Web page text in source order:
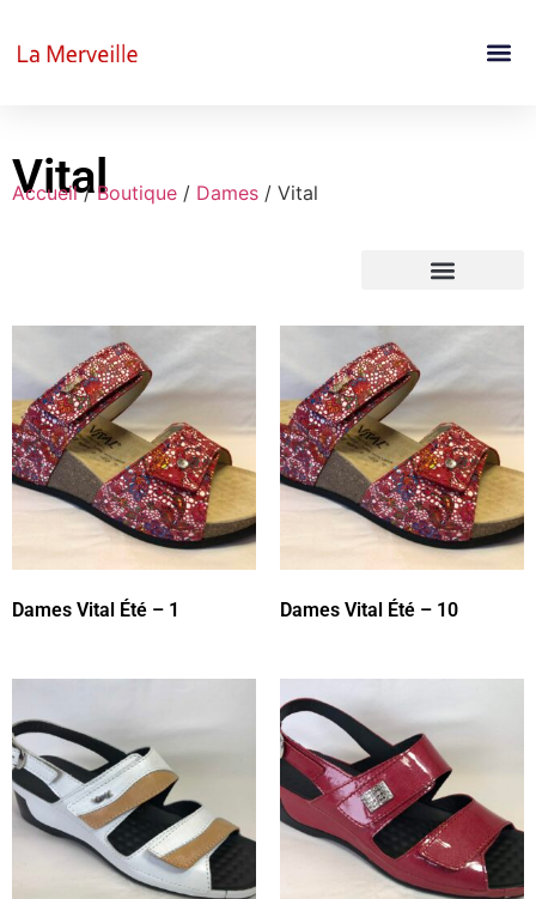
Vital
Accueil/Boutique / Dames / Vital
Dames Vital Été – 1 Dames Vital Été – 10